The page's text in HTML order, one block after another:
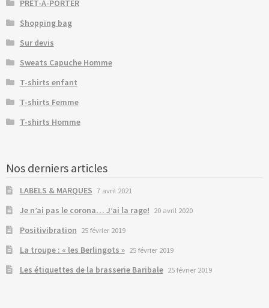
PRÊT-À-PORTER
Shopping bag
Sur devis
Sweats Capuche Homme
T-shirts enfant
T-shirts Femme
T-shirts Homme
Nos derniers articles
LABELS & MARQUES 7 avril 2021
Je n’ai pas le corona… J’ai la rage! 20 avril 2020
Positivibration 25 février 2019
La troupe : « les Berlingots » 25 février 2019
Les étiquettes de la brasserie Baribale 25 février 2019